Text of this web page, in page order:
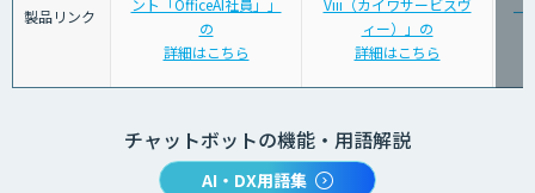
製品リンク
の
詳細はこちら
ィー）」の
詳細はこちら
チャットボットの機能・用語解説
AI・DX用語集